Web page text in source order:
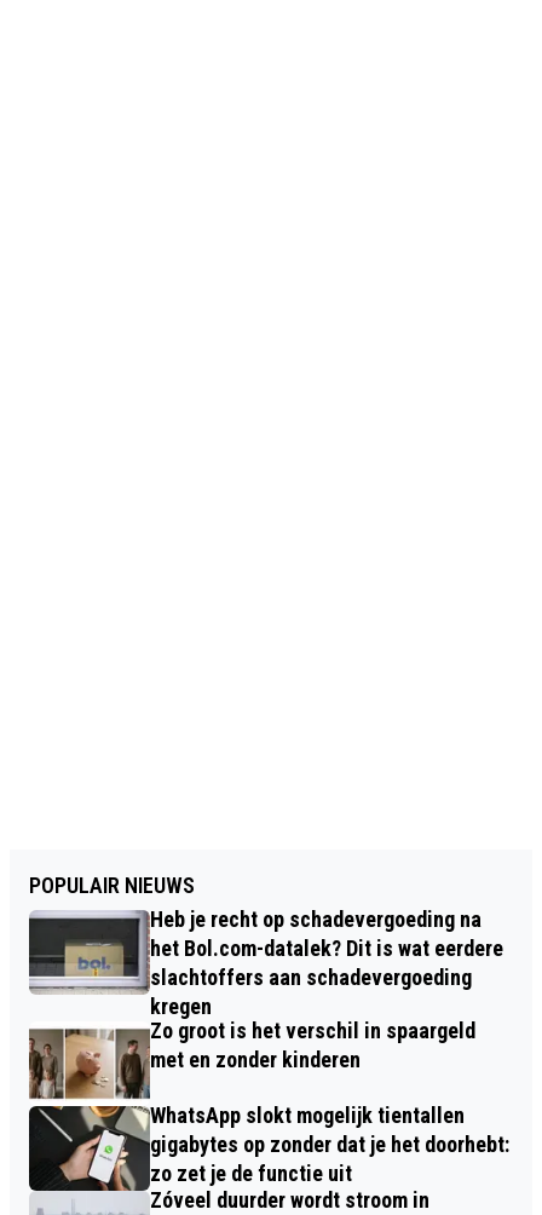
POPULAIR NIEUWS
Heb je recht op schadevergoeding na
het Bol.com-datalek? Dit is wat eerdere
slachtoffers aan schadevergoeding
kregen
Zo groot is het verschil in spaargeld
met en zonder kinderen
WhatsApp slokt mogelijk tientallen
gigabytes op zonder dat je het doorhebt:
zo zet je de functie uit
Zóveel duurder wordt stroom in